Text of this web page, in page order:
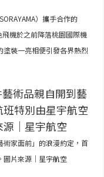
）攜手合作的
飛機於之前降落桃園國際機
裝一亮相便引發各界熱烈
術家面前」的浪漫約定，首
圖片來源｜星宇航空